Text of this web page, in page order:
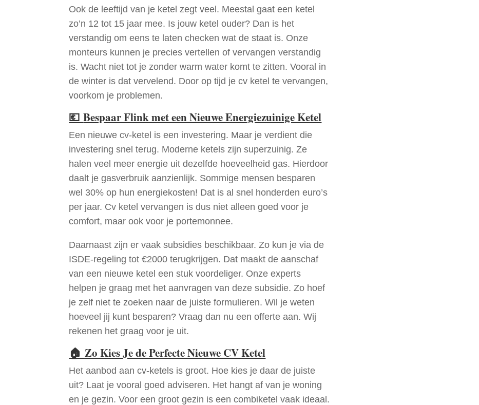
Ook de leeftijd van je ketel zegt veel. Meestal gaat een ketel
zo’n 12 tot 15 jaar mee. Is jouw ketel ouder? Dan is het
verstandig om eens te laten checken wat de staat is. Onze
monteurs kunnen je precies vertellen of vervangen verstandig
is. Wacht niet tot je zonder warm water komt te zitten. Vooral in
de winter is dat vervelend. Door op tijd je cv ketel te vervangen,
voorkom je problemen.
💶Bespaar Flink met een Nieuwe Energiezuinige Ketel
Een nieuwe cv-ketel is een investering. Maar je verdient die
investering snel terug. Moderne ketels zijn superzuinig. Ze
halen veel meer energie uit dezelfde hoeveelheid gas. Hierdoor
daalt je gasverbruik aanzienlijk. Sommige mensen besparen
wel 30% op hun energiekosten! Dat is al snel honderden euro’s
per jaar. Cv ketel vervangen is dus niet alleen goed voor je
comfort, maar ook voor je portemonnee.
Daarnaast zijn er vaak subsidies beschikbaar. Zo kun je via de
ISDE-regeling tot €2000 terugkrijgen. Dat maakt de aanschaf
van een nieuwe ketel een stuk voordeliger. Onze experts
helpen je graag met het aanvragen van deze subsidie. Zo hoef
je zelf niet te zoeken naar de juiste formulieren. Wil je weten
hoeveel jij kunt besparen? Vraag dan nu een offerte aan. Wij
rekenen het graag voor je uit.
🏠Zo Kies Je de Perfecte Nieuwe CV Ketel
Het aanbod aan cv-ketels is groot. Hoe kies je daar de juiste
uit? Laat je vooral goed adviseren. Het hangt af van je woning
en je gezin. Voor een groot gezin is een combiketel vaak ideaal.